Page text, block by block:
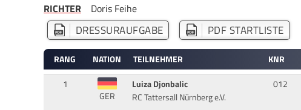
RICHTER
Doris Feihe
DRESSURAUFGABE PDF STARTLISTE
RANG NATION TEILNEHMER KNR
1
GER
Luiza Djonbalic
RC Tattersall Nürnberg e.V.
012